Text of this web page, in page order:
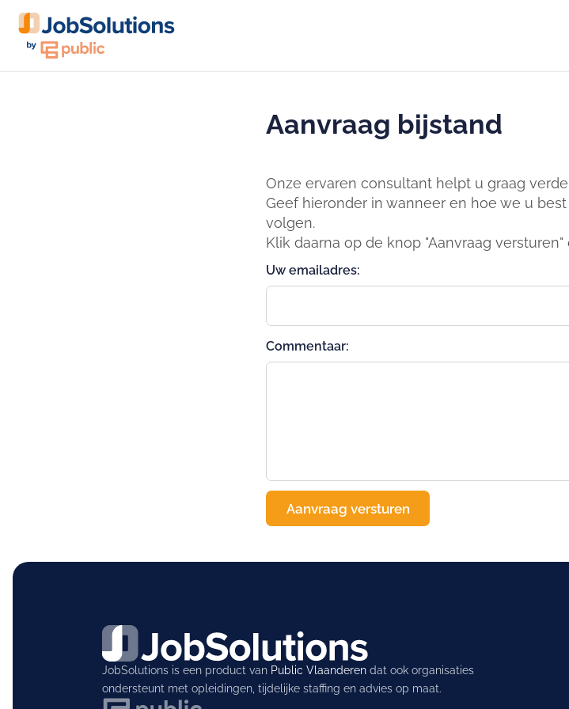
Aanvraag bijstand
Onze ervaren consultant helpt u graag
Geef hieronder in wanneer en hoe we u
volgen.
Klik daarna op de knop "Aanvraag
Uw emailadres:
Commentaar:
JobSolutions is een product van Public Vlaanderendat ook organisaties
ondersteunt met opleidingen, tijdelijke staffing en advies op maat.